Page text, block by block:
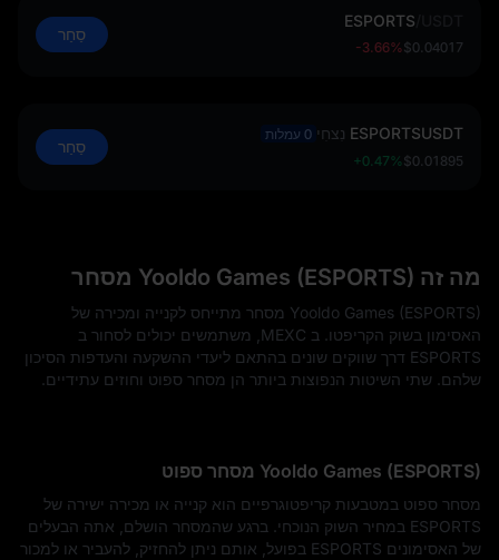
ESPORTS
$0.04017
-3.66%
סַחַר
ESPORTSUSDT נִצחִי 0 עמלות
$0.01895
+0.47%
סַחַר
מה זה Yooldo Games (ESPORTS) מסחר
Yooldo Games (ESPORTS) מסחר מתייחס לקנייה ומכירה של
האסימון בשוק הקריפטו. ב MEXC, משתמשים יכולים לסחור ב
ESPORTS דרך שווקים שונים בהתאם ליעדי ההשקעה והעדפות הסיכון
שלהם. שתי השיטות הנפוצות ביותר הן מסחר ספוט וחוזים עתידיים.
Yooldo Games (ESPORTS) מסחר ספוט
מסחר ספוט במטבעות קריפטוגרפיים הוא קנייה או מכירה ישירה של
ESPORTS במחיר השוק הנוכחי. ברגע שהמסחר הושלם, אתה הבעלים
של האסימונים ESPORTS בפועל, אותם ניתן להחזיק, להעביר או למכור